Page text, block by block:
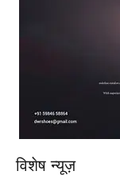
विशेष न्यूज़